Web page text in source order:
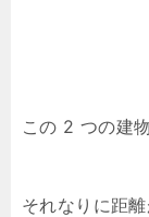
この 2 つの建
それなりに距離